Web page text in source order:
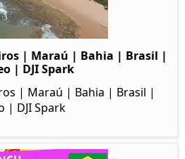
| Maraú | Bahia | Brasil |
| DJI Spark
| Maraú | Bahia | Brasil |
| DJI Spark